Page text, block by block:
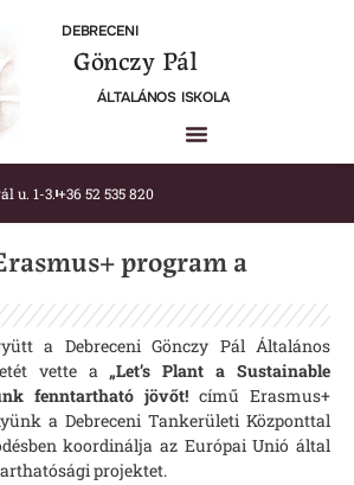
DEBRECENI
Gönczy Pál
ÁLTALÁNOS ISKOLA
u. 1-3.+36 52 535 820
program a
a Debreceni Gönczy Pál Általános
vette a „Let’s Plant a Sustainable
fenntartható jövőt! című Erasmus+
a Debreceni Tankerületi Központtal
koordinálja az Európai Unió által
projektet.